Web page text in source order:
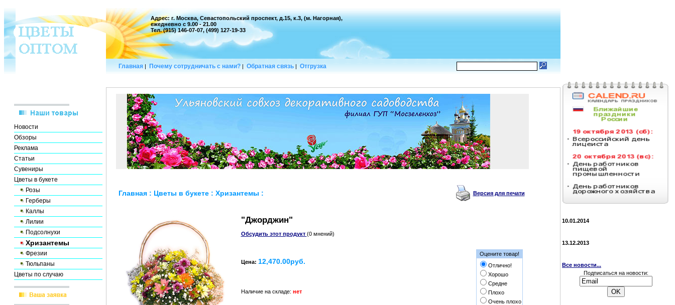
Новости
Обзоры
Реклама
Статьи
Сувениры
Цветы в букете
Розы
Герберы
Каллы
Лилии
Подсолнухи
Хризантемы
Фрезии
Тюльпаны
Цветы по случаю
Главная | Почему сотрудничать с нами? | Обратная связь | Отгрузка
Главная: Цветы в букете: Хризантемы : Версия для печати
"Джорджин"
Обсудить этот продукт (0 мнений)
Цена: 12,470.00руб.
Оцените товар!
Отлично!
Хорошо
Средне
Плохо
Очень плохо
Наличие на складе: нет
10.01.2014
13.12.2013
Все новости...
Подписаться на новости:
Адрес: г. Москва, Севастопольский проспект, д.15, к.3, (м. Нагорная),
ежедневно с 9.00 - 21.00
Тел. (915) 146-07-07, (499) 127-19-33